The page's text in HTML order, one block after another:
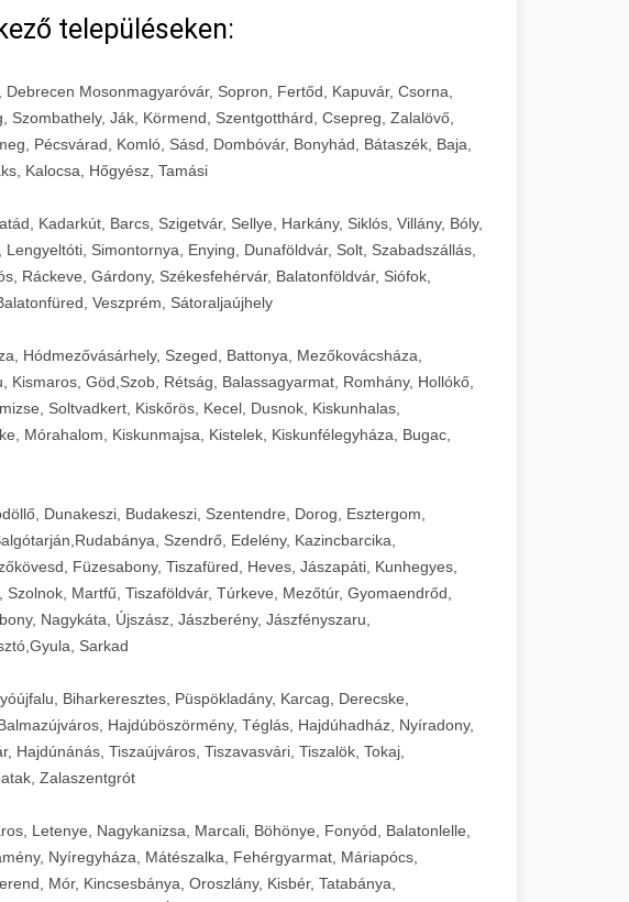
településeken:
Mosonmagyaróvár, Sopron, Fertőd, Kapuvár, Csorna,
Szombathely, Ják, Körmend, Szentgotthárd, Csepreg, Zalalövő,
Pécsvárad, Komló, Sásd, Dombóvár, Bonyhád, Bátaszék, Baja,
Kalocsa, Hőgyész, Tamási
Kadarkút, Barcs, Szigetvár, Sellye, Harkány, Siklós, Villány, Bóly,
Simontornya, Enying, Dunaföldvár, Solt, Szabadszállás,
Ráckeve, Gárdony, Székesfehérvár, Balatonföldvár, Siófok,
Veszprém, Sátoraljaújhely
Hódmezővásárhely, Szeged, Battonya, Mezőkovácsháza,
Kismaros, Göd,Szob, Rétság, Balassagyarmat, Romhány, Hollókő,
Soltvadkert, Kiskőrös, Kecel, Dusnok, Kiskunhalas,
Mórahalom, Kiskunmajsa, Kistelek, Kiskunfélegyháza, Bugac,
Dunakeszi, Budakeszi, Szentendre, Dorog, Esztergom,
Szendrő, Edelény, Kazincbarcika,
Füzesabony, Tiszafüred, Heves, Jászapáti, Kunhegyes,
Martfű, Tiszaföldvár, Túrkeve, Mezőtúr, Gyomaendrőd,
Nagykáta, Újszász, Jászberény, Jászfényszaru,
Sarkad
Biharkeresztes, Püspökladány, Karcag, Derecske,
Hajdúböszörmény, Téglás, Hajdúhadház, Nyíradony,
Hajdúnánás, Tiszaújváros, Tiszavasvári, Tiszalök, Tokaj,
Zalaszentgrót
Letenye, Nagykanizsa, Marcali, Böhönye, Fonyód, Balatonlelle,
Nyíregyháza, Mátészalka, Fehérgyarmat, Máriapócs,
Mór, Kincsesbánya, Oroszlány, Kisbér, Tatabánya,